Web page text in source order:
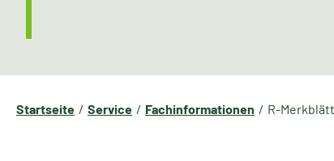
Startseite Service Fachinformationen R-